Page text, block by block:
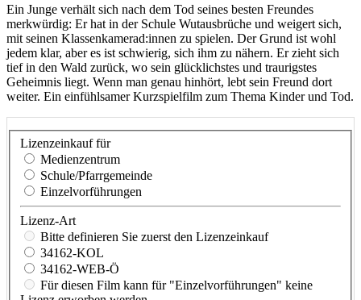
Ein Junge verhält sich nach dem Tod seines besten Freundes
merkwürdig: Er hat in der Schule Wutausbrüche und weigert sich,
mit seinen Klassenkamerad:innen zu spielen. Der Grund ist wohl
jedem klar, aber es ist schwierig, sich ihm zu nähern. Er zieht sich
tief in den Wald zurück, wo sein glücklichstes und traurigstes
Geheimnis liegt. Wenn man genau hinhört, lebt sein Freund dort
weiter. Ein einfühlsamer Kurzspielfilm zum Thema Kinder und Tod.
Lizenzeinkauf für
Medienzentrum
Schule/Pfarrgemeinde
Einzelvorführungen
Lizenz-Art
Bitte definieren Sie zuerst den Lizenzeinkauf
34162-KOL
34162-WEB-Ö